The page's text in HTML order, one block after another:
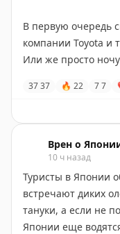
В первую очередь
компании Toyota и
Или же просто
Осаку,и отсюда же
Такаямы и
https://
gorode-nagoya/
3737 🔥 22 77
Врен о
10 ч назад
Туристы в Японии
встречают диких
тануки, а если не
Японии еще